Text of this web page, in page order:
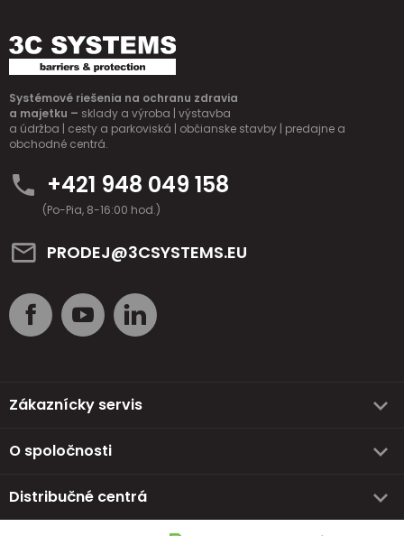
Systémové riešenia na ochranu zdravia
a majetku – sklady a výroba | výstavba
a údržba | cesty a parkoviská | občianske stavby | predajne a
obchodné centrá.
+421 948 049 158
(Po-Pia, 8-16:00 hod.)
PRODEJ@3CSYSTEMS.EU
Zákaznícky servis
O spoločnosti
Distribučné centrá